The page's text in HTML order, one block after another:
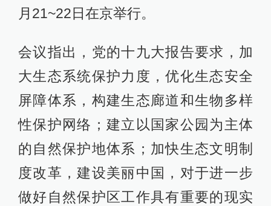
月21~22日在京举行。
会议指出，党的十九大报告要求，加
大生态系统保护力度，优化生态安全
屏障体系，构建生态廊道和生物多样
性保护网络；建立以国家公园为主体
的自然保护地体系；加快生态文明制
度改革，建设美丽中国，对于进一步
做好自然保护区工作具有重要的现实